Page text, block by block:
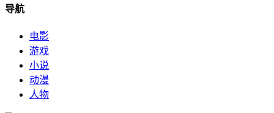
导航
电影
游戏
小说
动漫
人物